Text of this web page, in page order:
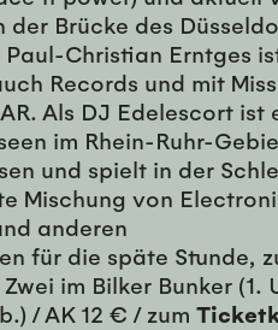
der Brücke des
Christian Erntges
Records und mit
Als DJ Edelescort ist
im Rhein-Ruhr-
und spielt in der
Mischung von
anderen
für die späte Stunde,
im Bilker Bunker (1.
/ AK 12 € / zum